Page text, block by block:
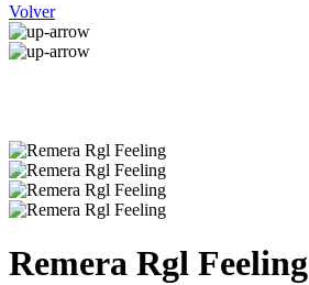
Volver
Remera Rgl Feeling